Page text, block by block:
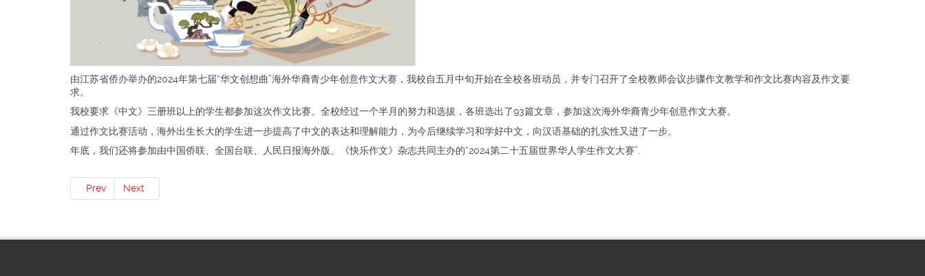
由江苏省侨办举办的2024年第七届“华文创想曲”海外华裔青少年创意作文大赛，我校自五月中旬开始在全校各班动员，并专门召开了全校教师会议步骤作文教学和作文比赛内容及作文要
求。
我校要求《中文》三册班以上的学生都参加这次作文比赛。全校经过一个半月的努力和选拔，各班选出了93篇文章，参加这次海外华裔青少年创意作文大赛。
通过作文比赛活动，海外出生长大的学生进一步提高了中文的表达和理解能力，为今后继续学习和学好中文，向汉语基础的扎实性又进了一步。
年底，我们还将参加由中国侨联、全国台联、人民日报海外版、《快乐作文》杂志共同主办的“2024第二十五届世界华人学生作文大赛”.
Prev Next